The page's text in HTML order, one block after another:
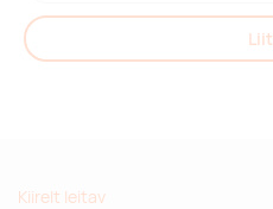
Kiirelt leitav